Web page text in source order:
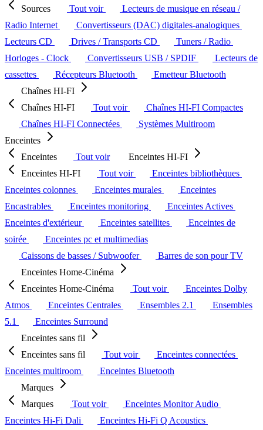
Sources
Tout voir
Lecteurs de musique en réseau /
Radio Internet
Convertisseurs (DAC) digitales-analogiques
Lecteurs CD
Drives / Transports CD
Tuners / Radio
Horloges - Clock
Convertisseurs USB / SPDIF
Lecteurs de
cassettes
Récepteurs Bluetooth
Emetteur Bluetooth
Chaînes HI-FI
Chaînes HI-FI
Tout voir
Chaînes HI-FI Compactes
Chaînes HI-FI Connectées
Systèmes Multiroom
Enceintes
Enceintes
Tout voir
Enceintes HI-FI
Enceintes HI-FI
Tout voir
Enceintes bibliothèques
Enceintes colonnes
Enceintes murales
Enceintes
Encastrables
Enceintes monitoring
Enceintes Actives
Enceintes d'extérieur
Enceintes satellites
Enceintes de
soirée
Enceintes pc et multimedias
Caissons de basses / Subwoofer
Barres de son pour TV
Enceintes Home-Cinéma
Enceintes Home-Cinéma
Tout voir
Enceintes Dolby
Atmos
Enceintes Centrales Ensembles 2.1
Ensembles
5.1
Enceintes Surround
Enceintes sans fil
Enceintes sans fil
Tout voir
Enceintes connectées
Enceintes multiroom
Enceintes Bluetooth
Marques
Marques
Tout voir
Enceintes Monitor Audio
Enceintes Hi-Fi Dali
Enceintes Hi-Fi Q Acoustics